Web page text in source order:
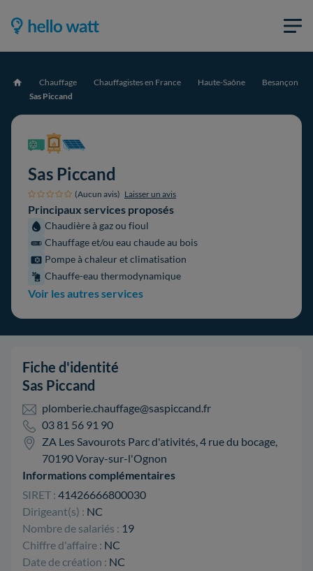
Accueil Chauffage Chauffagistes en France Haute-Saône
Besançon
Sas Piccand
Sas Piccand
(Aucun avis) Laisser un avis
Principaux services proposés
Chaudière à gaz ou fioul
Chauffage et/ou eau chaude au bois
Pompe à chaleur et climatisation
Chauffe-eau thermodynamique
Voir les autres services
Fiche d'identité
Sas Piccand
plomberie.chauffage@saspiccand.fr
03 81 56 91 90
ZA Les Savourots Parc d'ativités, 4 rue du bocage,
70190 Voray-sur-l'Ognon
Informations complémentaires
SIRET : 41426666800030
Dirigeant(s) : NC
Nombre de salariés : 19
Chiffre d'affaire : NC
Date de création : NC